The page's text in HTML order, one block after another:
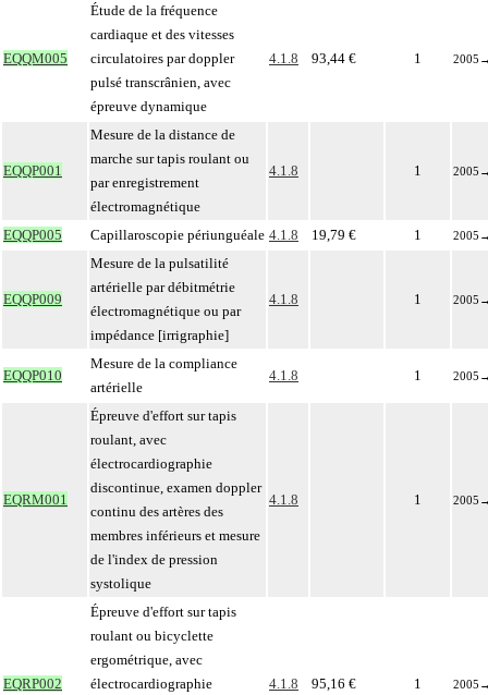
EQQM005
Étude de la fréquence
cardiaque et des vitesses
circulatoires par doppler
pulsé transcrânien, avec
épreuve dynamique
4.1.8 93,44 € 1 2005
EQQP001
Mesure de la distance de
marche sur tapis roulant ou
par enregistrement
électromagnétique
4.1.8 1 2005
EQQP005 Capillaroscopie périunguéale 4.1.8 19,79 € 1 2005
EQQP009
Mesure de la pulsatilité
artérielle par débitmétrie
électromagnétique ou par
impédance [irrigraphie]
4.1.8 1 2005
EQQP010
Mesure de la compliance
artérielle
4.1.8 1 2005
EQRM001
Épreuve d'effort sur tapis
roulant, avec
électrocardiographie
discontinue, examen doppler
continu des artères des
membres inférieurs et mesure
de l'index de pression
systolique
4.1.8 1 2005
EQRP002
Épreuve d'effort sur tapis
roulant ou bicyclette
ergométrique, avec
électrocardiographie
4.1.8 95,16 € 1 2005